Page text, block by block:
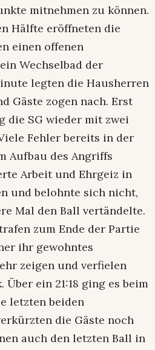
mitnehmen zu können.
Hälfte eröffneten die
einen offenen
Wechselbad der
legten die Hausherren
Gäste zogen nach. Erst
die SG wieder mit zwei
Fehler bereits in der
Aufbau des Angriffs
Arbeit und Ehrgeiz in
und belohnte sich nicht,
Mal den Ball vertändelte.
zum Ende der Partie
ihr gewohntes
zeigen und verfielen
ein 21:18 ging es beim
letzten beiden
die Gäste noch
auch den letzten Ball in